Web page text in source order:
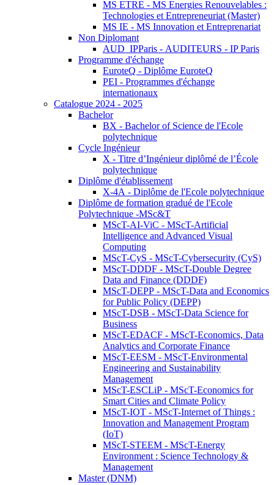
MS ETRE - MS Energies Renouvelables :
Technologies et Entrepreneuriat (Master)
MS IE - MS Innovation et Entreprenariat
Non Diplomant
AUD_IPParis - AUDITEURS - IP Paris
Programme d'échange
EuroteQ - Diplôme EuroteQ
PEI - Programmes d'échange
internationaux
Catalogue 2024 - 2025
Bachelor
BX - Bachelor of Science de l'Ecole
polytechnique
Cycle Ingénieur
X - Titre d’Ingénieur diplômé de l’École
polytechnique
Diplôme d'établissement
X-4A - Diplôme de l'Ecole polytechnique
Diplôme de formation gradué de l'Ecole
Polytechnique -MSc&T
MScT-AI-ViC - MScT-Artificial
Intelligence and Advanced Visual
Computing
MScT-CyS - MScT-Cybersecurity (CyS)
MScT-DDDF - MScT-Double Degree
Data and Finance (DDDF)
MScT-DEPP - MScT-Data and Economics
for Public Policy (DEPP)
MScT-DSB - MScT-Data Science for
Business
MScT-EDACF - MScT-Economics, Data
Analytics and Corporate Finance
MScT-EESM - MScT-Environmental
Engineering and Sustainability
Management
MScT-ESCLiP - MScT-Economics for
Smart Cities and Climate Policy
MScT-IOT - MScT-Internet of Things :
Innovation and Management Program
(IoT)
MScT-STEEM - MScT-Energy
Environment : Science Technology &
Management
Master (DNM)